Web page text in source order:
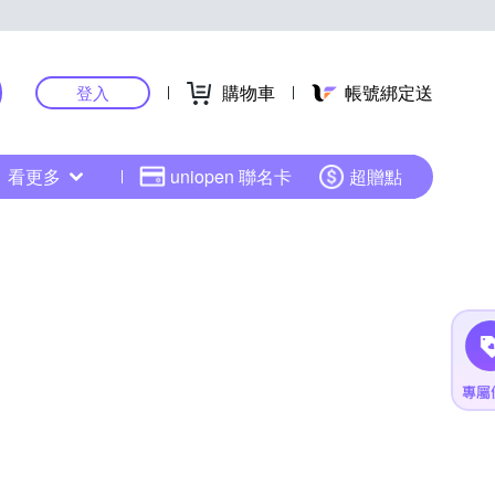
登入 購物車 帳號綁定送
看更多 uniopen 聯名卡 超贈點